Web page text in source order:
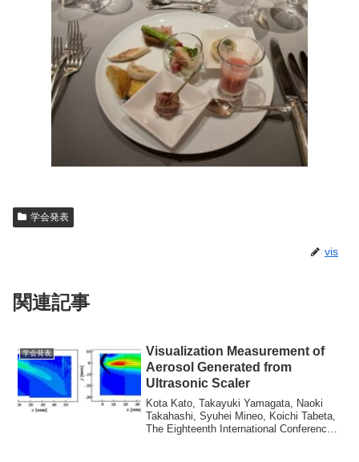
学会発表
vis
関連記事
学会発表
Visualization Measurement of
Aerosol Generated from
Ultrasonic Scaler
Kota Kato, Takayuki Yamagata, Naoki
Takahashi, Syuhei Mineo, Koichi Tabeta,
The Eighteenth International Conference